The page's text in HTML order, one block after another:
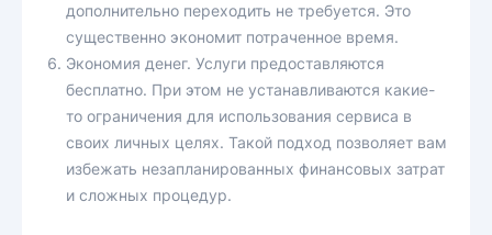
дополнительно переходить не требуется. Это
существенно экономит потраченное время.
Экономия денег. Услуги предоставляются
бесплатно. При этом не устанавливаются какие-
то ограничения для использования сервиса в
своих личных целях. Такой подход позволяет вам
избежать незапланированных финансовых затрат
и сложных процедур.